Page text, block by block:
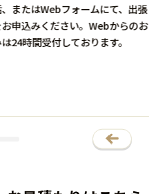
またはWebフォームにて、出張
申込みください。Webからのお
24時間受付しております。